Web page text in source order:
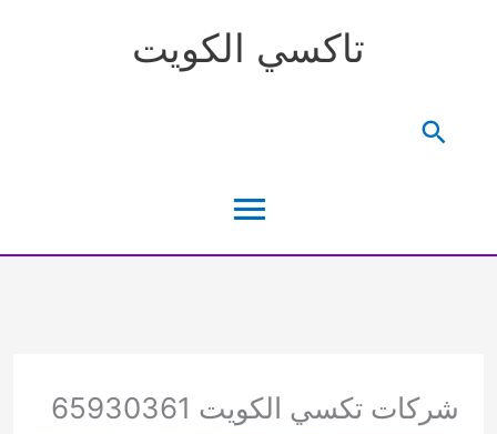
تاكسي الكويت
القائمة
البحث
شركات تكسي الكويت 65930361